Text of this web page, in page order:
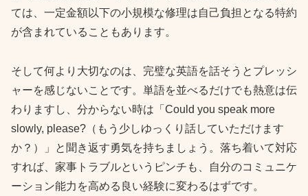
ては、一定金額以下の小規模な修理は自己負担となる特約
が含まれていることもあります。
そして何より大切なのは、完璧な英語を話そうとプレッシ
ャーを感じないことです。単語を並べるだけでも熱意は伝
わりますし、分からない時は「Could you speak more
slowly, please?（もう少しゆっくり話していただけます
か？）」と聞き返す勇気を持ちましょう。落ち着いて対応
すれば、家事トラブルというピンチも、自分のコミュニケ
ーション能力を高める良い経験に変わるはずです。